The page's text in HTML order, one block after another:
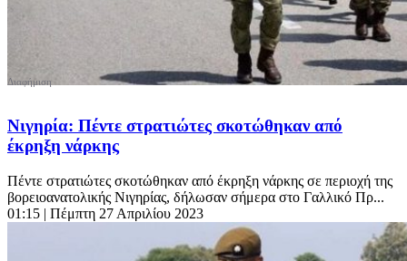
Νιγηρία: Πέντε στρατιώτες σκοτώθηκαν από
έκρηξη νάρκης
Πέντε στρατιώτες σκοτώθηκαν από έκρηξη νάρκης σε περιοχή της
βορειοανατολικής Νιγηρίας, δήλωσαν σήμερα στο Γαλλικό Πρ...
01:15 | Πέμπτη 27 Απριλίου 2023